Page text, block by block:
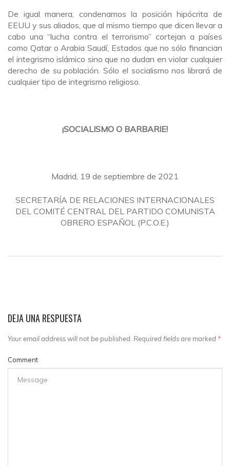
De igual manera, condenamos la posición hipócrita de
EEUU y sus aliados, que al mismo tiempo que dicen llevar a
cabo una “lucha contra el terrorismo” cortejan a países
como Qatar o Arabia Saudí, Estados que no sólo financian
el integrismo islámico sino que no dudan en violar cualquier
derecho de su población. Sólo el socialismo nos librará de
cualquier tipo de integrismo religioso.
¡SOCIALISMO O BARBARIE!
Madrid, 19 de septiembre de 2021
SECRETARÍA DE RELACIONES INTERNACIONALES
DEL COMITÉ CENTRAL DEL PARTIDO COMUNISTA
OBRERO ESPAÑOL (P.C.O.E.)
DEJA UNA RESPUESTA
Your email address will not be published. Required fields are marked *
Comment